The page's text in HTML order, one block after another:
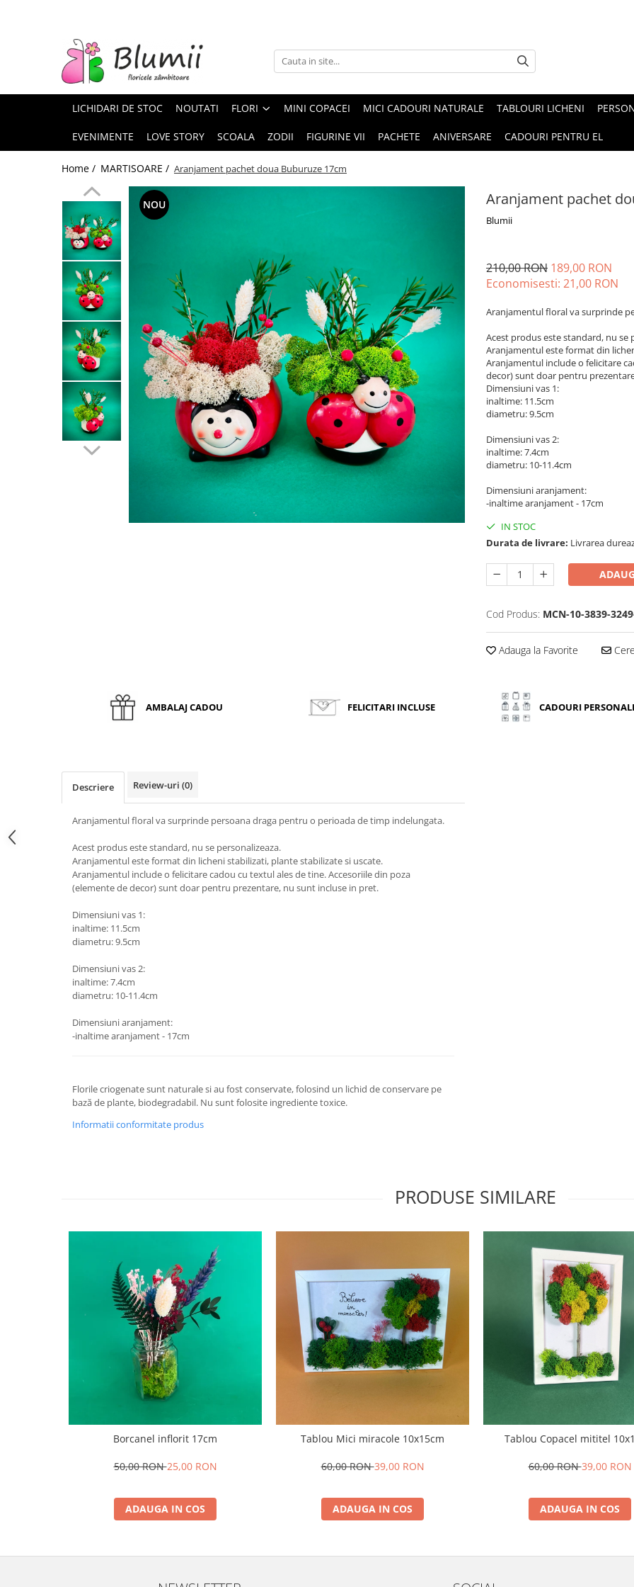
FLORI NATURALE
BUCHETE
ARANJAMENTE
INAPOI LA SCOALA
FLORI CRIOGENATE
LICHIDARI DE STOC NOUTATI FLORI MINI COPACEI MICI CADOURI NATURALE TABLOURI LICHENI
EVENIMENTE LOVE STORY SCOALA ZODII FIGURINE VII PACHETE ANIVERSARE CADOURI PENTRU EL
Home / MARTISOARE / Aranjament pachet doua Buburuze 17cm
Aranjament pachet
Blumii
NOU
210,00 RON 189,00 RON
Economisesti: 21,00 RON
Aranjamentul floral va surprinde
Acest produs este standard, nu se
Aranjamentul este format din
Aranjamentul include o felicitare
decor) sunt doar pentru
Dimensiuni vas 1:
inaltime: 11.5cm
diametru: 9.5cm
Dimensiuni vas 2:
inaltime: 7.4cm
diametru: 10-11.4cm
Dimensiuni aranjament:
-inaltime aranjament - 17cm
IN STOC
Durata de livrare: Livrarea
Cod Produs: MCN-10-3839-
Adauga la Favorite
AMBALAJ CADOU FELICITARI INCLUSE CADOURI
Descriere Review-uri (0)
Aranjamentul floral va surprinde persoana draga pentru o perioada de timp indelungata.
Acest produs este standard, nu se personalizeaza.
Aranjamentul este format din licheni stabilizati, plante stabilizate si uscate.
Aranjamentul include o felicitare cadou cu textul ales de tine. Accesoriile din poza
(elemente de decor) sunt doar pentru prezentare, nu sunt incluse in pret.
Dimensiuni vas 1:
inaltime: 11.5cm
diametru: 9.5cm
Dimensiuni vas 2:
inaltime: 7.4cm
diametru: 10-11.4cm
Dimensiuni aranjament:
-inaltime aranjament - 17cm
Florile criogenate sunt naturale si au fost conservate, folosind un lichid de conservare pe
bază de plante, biodegradabil. Nu sunt folosite ingrediente toxice.
Informatii conformitate produs
PRODUSE SIMILARE
Borcanel inflorit 17cm
50,00 RON25,00 RON
ADAUGA IN COS
Tablou Mici miracole 10x15cm
60,00 RON39,00 RON
ADAUGA IN COS
Tablou Copacel mititel
60,00 RON39,00 RON
ADAUGA IN COS